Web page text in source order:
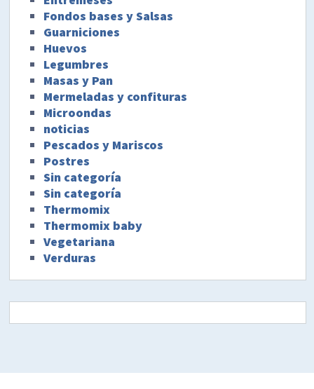
Fondos bases y Salsas
Guarniciones
Huevos
Legumbres
Masas y Pan
Mermeladas y confituras
Microondas
noticias
Pescados y Mariscos
Postres
Sin categoría
Sin categoría
Thermomix
Thermomix baby
Vegetariana
Verduras